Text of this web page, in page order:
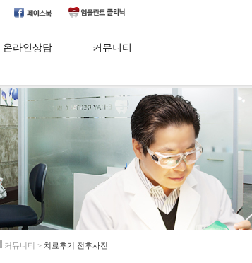
온라인상담
질문과 답변
전체후기
온라인예약
커뮤니티
치료후기 전후사진
치아칼럼
커뮤니티 > 치료후기 전후사진